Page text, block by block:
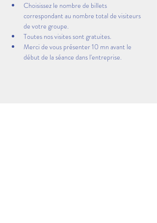
Choisissez le nombre de billets
correspondant au nombre total de visiteurs
de votre groupe.
Toutes nos visites sont gratuites.
Merci de vous présenter 10 mn avant le
début de la séance dans l'entreprise.